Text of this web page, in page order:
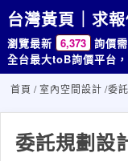
台灣黃頁｜求
瀏覽最新 6,373 詢價
全台最大toB詢價平台，
首頁 /室內空間設計 /委
委託規劃設